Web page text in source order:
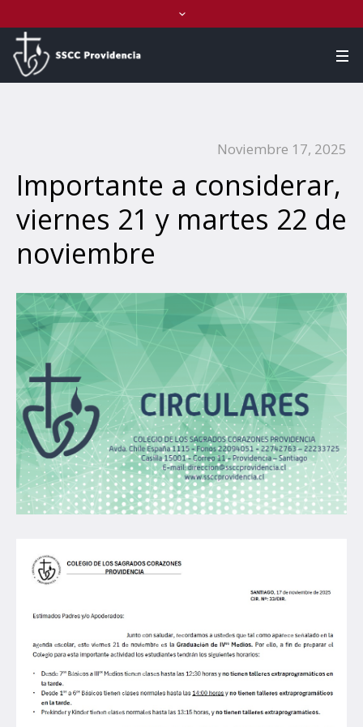
Noviembre 17, 2025
Importante a considerar,
viernes 21 y martes 22 de
noviembre